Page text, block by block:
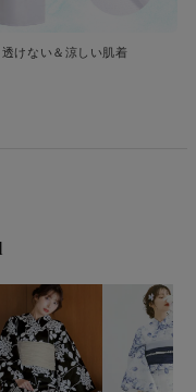
透けない＆涼しい肌着